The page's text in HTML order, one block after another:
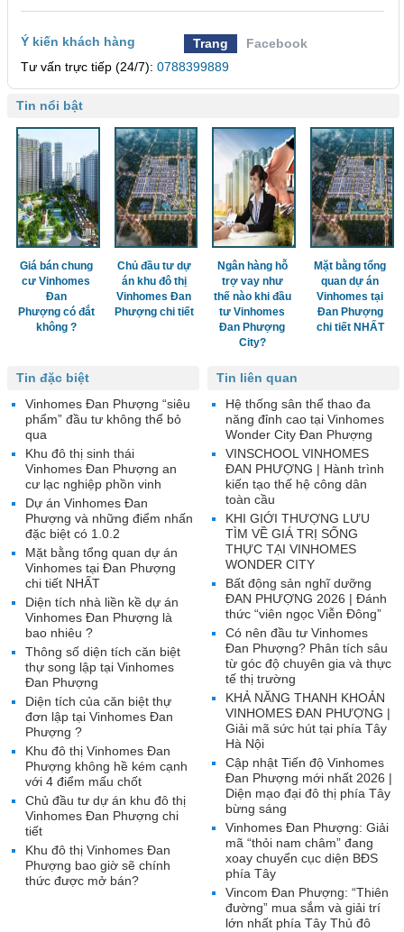
Ý kiến khách hàng Trang
Facebook
Tư vấn trực tiếp (24/7): 0788399889
Tin nổi bật
Giá bán chung
cư Vinhomes
Đan
Phượng có đắt
không ?
Chủ đầu tư dự
án khu đô thị
Vinhomes Đan
Phượng chi tiết
Ngân hàng hỗ
trợ vay như
thế nào khi đầu
tư Vinhomes
Đan Phượng
City?
Mặt bằng tổng
quan dự án
Vinhomes tại
Đan Phượng
chi tiết NHẤT
Tin liên quan
Hệ thống sân thể thao đa
năng đỉnh cao tại Vinhomes
Wonder City Đan Phượng
VINSCHOOL VINHOMES
ĐAN PHƯỢNG | Hành trình
kiến tạo thế hệ công dân
toàn cầu
KHI GIỚI THƯỢNG LƯU
TÌM VỀ GIÁ TRỊ SỐNG
THỰC TẠI VINHOMES
WONDER CITY
Bất động sản nghĩ dưỡng
ĐAN PHƯỢNG 2026 | Đánh
thức “viên ngọc Viễn Đông”
Có nên đầu tư Vinhomes
Đan Phượng? Phân tích sâu
từ góc độ chuyên gia và thực
tế thị trường
KHẢ NĂNG THANH KHOẢN
VINHOMES ĐAN PHƯỢNG |
Giải mã sức hút tại phía Tây
Hà Nội
Cập nhật Tiến độ Vinhomes
Đan Phượng mới nhất 2026 |
Diện mạo đại đô thị phía Tây
bừng sáng
Vinhomes Đan Phượng: Giải
mã “thỏi nam châm” đang
xoay chuyển cục diện BĐS
phía Tây
Vincom Đan Phượng: “Thiên
đường” mua sắm và giải trí
lớn nhất phía Tây Thủ đô
Tin đặc biệt
Vinhomes Đan Phượng “siêu
phẩm” đầu tư không thể bỏ
qua
Khu đô thị sinh thái
Vinhomes Đan Phượng an
cư lạc nghiệp phồn vinh
Dự án Vinhomes Đan
Phượng và những điểm nhấn
đặc biệt có 1.0.2
Mặt bằng tổng quan dự án
Vinhomes tại Đan Phượng
chi tiết NHẤT
Diện tích nhà liền kề dự án
Vinhomes Đan Phượng là
bao nhiêu ?
Thông số diện tích căn biệt
thự song lập tại Vinhomes
Đan Phượng
Diện tích của căn biệt thự
đơn lập tại Vinhomes Đan
Phượng ?
Khu đô thị Vinhomes Đan
Phượng không hề kém cạnh
với 4 điểm mấu chốt
Chủ đầu tư dự án khu đô thị
Vinhomes Đan Phượng chi
tiết
Khu đô thị Vinhomes Đan
Phượng bao giờ sẽ chính
thức được mở bán?